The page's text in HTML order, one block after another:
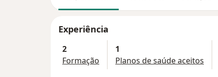
Experiência
2
Formação
1
Planos de saúde aceitos